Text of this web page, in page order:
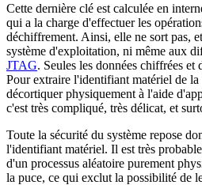
Cette dernière clé est calculée en
qui a la charge d'effectuer les
déchiffrement. Ainsi, elle ne sort pas,
système d'exploitation, ni même aux
JTAG. Seules les données chiffrées et
Pour extraire l'identifiant matériel de
décortiquer physiquement à l'aide
c'est très compliqué, très délicat, et
Toute la sécurité du système repose
l'identifiant matériel. Il est très
d'un processus aléatoire purement
la puce, ce qui exclut la possibilité de